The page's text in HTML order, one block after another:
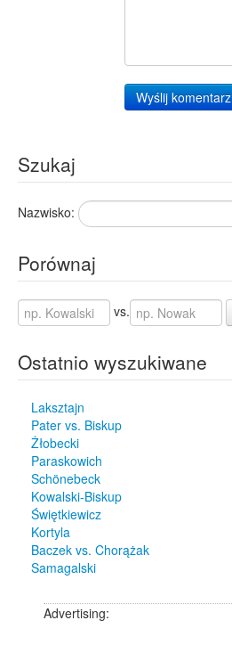
Wyślij komentarz
Szukaj
Nazwisko:
Porównaj
vs.
Ostatnio wyszukiwane
Laksztajn
Pater vs. Biskup
Żłobecki
Paraskowich
Schönebeck
Kowalski-Biskup
Świętkiewicz
Kortyla
Baczek vs. Chorążak
Samagalski
Advertising: